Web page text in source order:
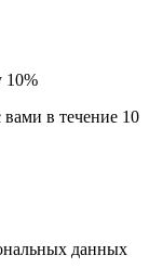
10%
вами в течение 10
данных